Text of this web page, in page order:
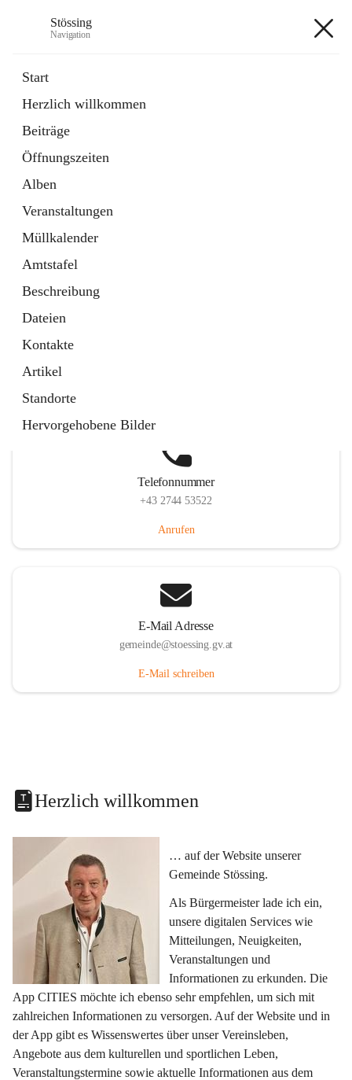
Stössing
Navigation
Start
Herzlich willkommen
Beiträge
Öffnungszeiten
Alben
Veranstaltungen
Müllkalender
Amtstafel
Beschreibung
Dateien
Kontakte
Artikel
Standorte
Hervorgehobene Bilder
Datei
in
Tab
Kindergarten
öffnet
in
neuem
Tab
Telefonnummer
+43 2744 53522
Anrufen
E-Mail Adresse
gemeinde@stoessing.gv.at
E-Mail schreiben
Herzlich willkommen
… auf der Website unserer
Gemeinde Stössing.
Als Bürgermeister lade ich ein,
unsere digitalen Services wie
Mitteilungen, Neuigkeiten,
Veranstaltungen und
Informationen zu erkunden. Die
App CITIES möchte ich ebenso sehr empfehlen, um sich mit
zahlreichen Informationen zu versorgen. Auf der Website und in
der App gibt es Wissenswertes über unser Vereinsleben,
Angebote aus dem kulturellen und sportlichen Leben,
Veranstaltungstermine sowie aktuelle Informationen aus dem